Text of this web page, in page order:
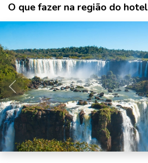
O que fazer na região do hotel
Anterior